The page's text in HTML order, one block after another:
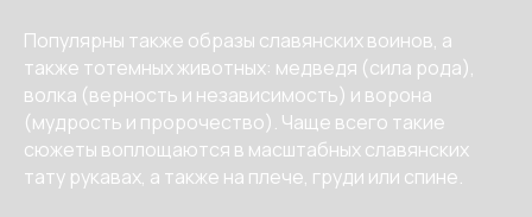
Популярны также образы славянских воинов, а
также тотемных животных: медведя (сила рода),
волка (верность и независимость) и ворона
(мудрость и пророчество). Чаще всего такие
сюжеты воплощаются в масштабных славянских
тату рукавах, а также на плече, груди или спине.